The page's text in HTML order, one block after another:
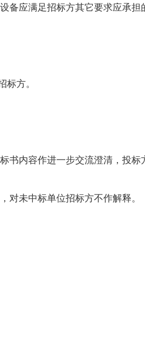
备应满足招标方其它要求应承担
标方。
内容作进一步交流澄清，投标
对未中标单位招标方不作解释。